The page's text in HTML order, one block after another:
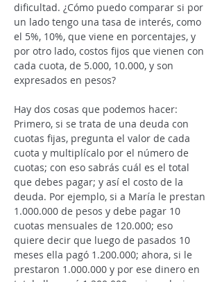
dificultad. ¿Cómo puedo comparar si por
un lado tengo una tasa de interés, como
el 5%, 10%, que viene en porcentajes, y
por otro lado, costos fijos que vienen con
cada cuota, de 5.000, 10.000, y son
expresados en pesos?
Hay dos cosas que podemos hacer:
Primero, si se trata de una deuda con
cuotas fijas, pregunta el valor de cada
cuota y multiplícalo por el número de
cuotas; con eso sabrás cuál es el total
que debes pagar; y así el costo de la
deuda. Por ejemplo, si a María le prestan
1.000.000 de pesos y debe pagar 10
cuotas mensuales de 120.000; eso
quiere decir que luego de pasados 10
meses ella pagó 1.200.000; ahora, si le
prestaron 1.000.000 y por ese dinero en